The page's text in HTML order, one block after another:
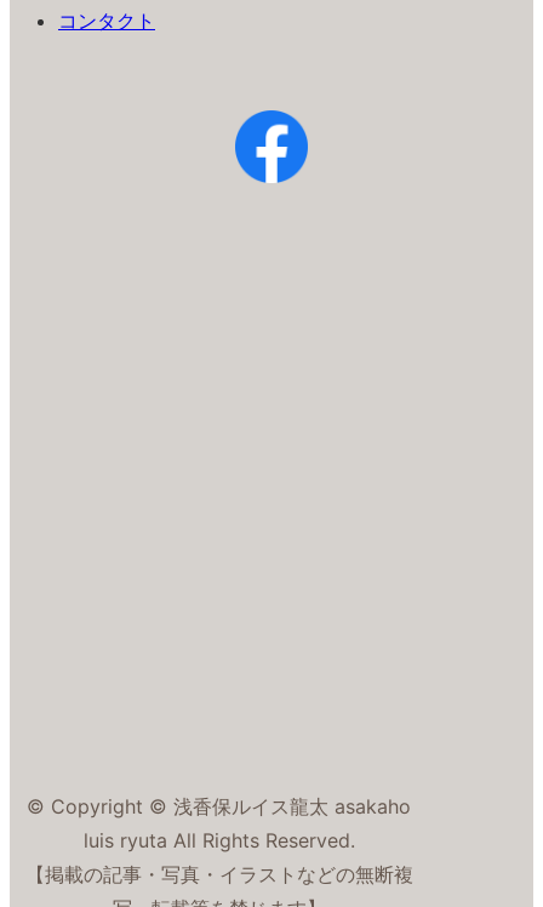
コンタクト
© Copyright © 浅香保ルイス龍太 asakaho
luis ryuta All Rights Reserved.
【掲載の記事・写真・イラストなどの無断複